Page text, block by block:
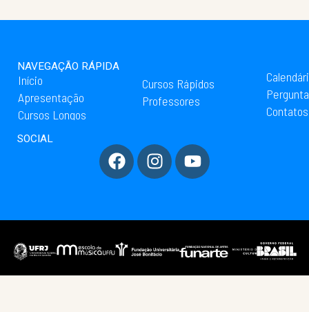
NAVEGAÇÃO RÁPIDA
Início
Apresentação
Cursos Longos
Cursos Rápidos
Professores
Contatos
SOCIAL